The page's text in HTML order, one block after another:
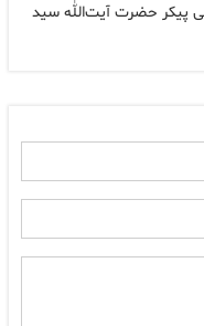
پیکر حضرت آیت‌الله سید